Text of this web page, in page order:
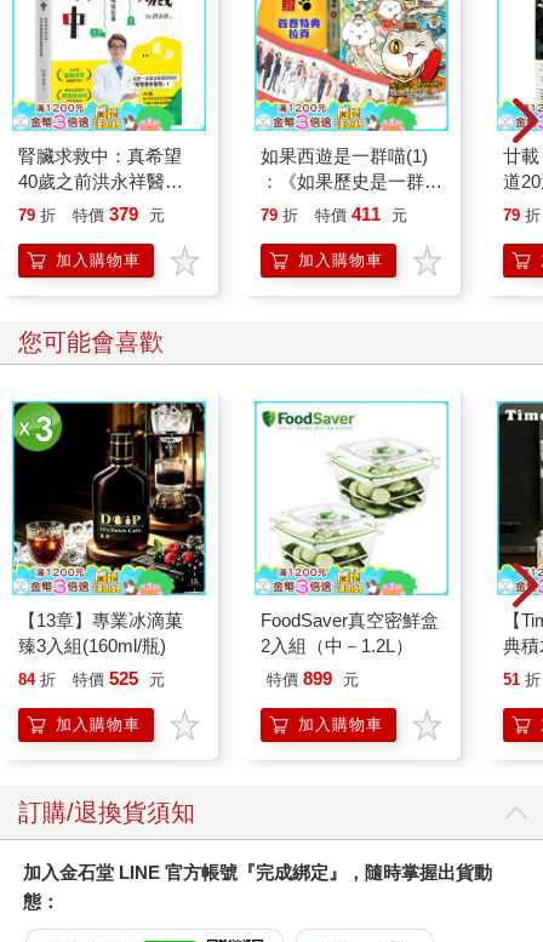
腎臟求救中：真希望
40歲之前洪永祥醫師
就告訴我這些事
79 折 特價 379 元
加入購物車
如果西遊是一群喵(1)
：《如果歷史是一群
喵》作者最新力作，附
79 折 特價 411 元
加入購物車
廿
道
79 折
您可能會喜歡
【13章】專業冰滴菓
臻3入組(160ml/瓶)
84 折 特價 525 元
加入購物車
FoodSaver真空密鮮盒
2入組（中－1.2L）
特價 899 元
加入購物車
【
典
51 折
訂購/退換貨須知
加入金石堂 LINE 官方帳號『完成綁定』，隨時掌握出貨動
態：